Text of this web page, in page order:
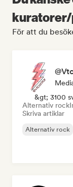
För att du
&gt; 3100
Alternativ rock
Skriva artiklar
Alternativ rock